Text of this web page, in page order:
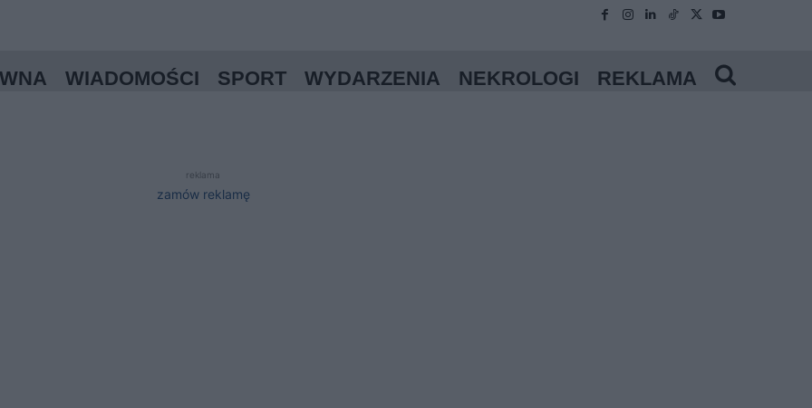
WIADOMOŚCI SPORT WYDARZENIA NEKROLOGI REKLAMA
reklama
zamów reklamę